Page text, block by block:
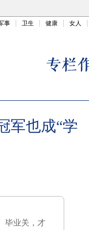
事 卫生 健康 女人
军也成“学
毕业关，才